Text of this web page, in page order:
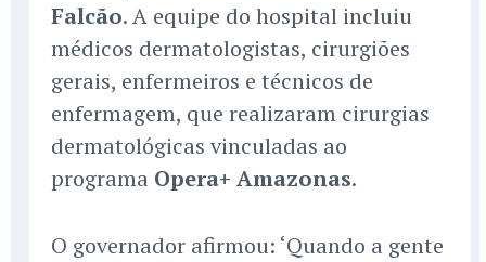
Falcão. A equipe do hospital incluiu
médicos dermatologistas, cirurgiões
gerais, enfermeiros e técnicos de
enfermagem, que realizaram cirurgias
dermatológicas vinculadas ao
programa Opera+ Amazonas.
O governador afirmou: ‘Quando a gente